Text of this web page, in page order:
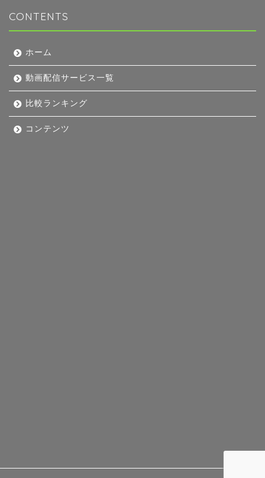
CONTENTS
ホーム
動画配信サービス一覧
比較ランキング
コンテンツ